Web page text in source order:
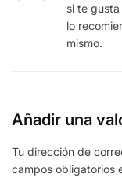
si te
lo
mismo.
Añadir una
Tu dirección de
campos obligatorios